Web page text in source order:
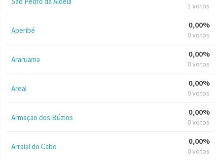
1 votos
Aperibé
0,00%
0 votos
Araruama
0,00%
0 votos
Areal
0,00%
0 votos
Armação dos Búzios
0,00%
0 votos
Arraial do Cabo
0,00%
0 votos